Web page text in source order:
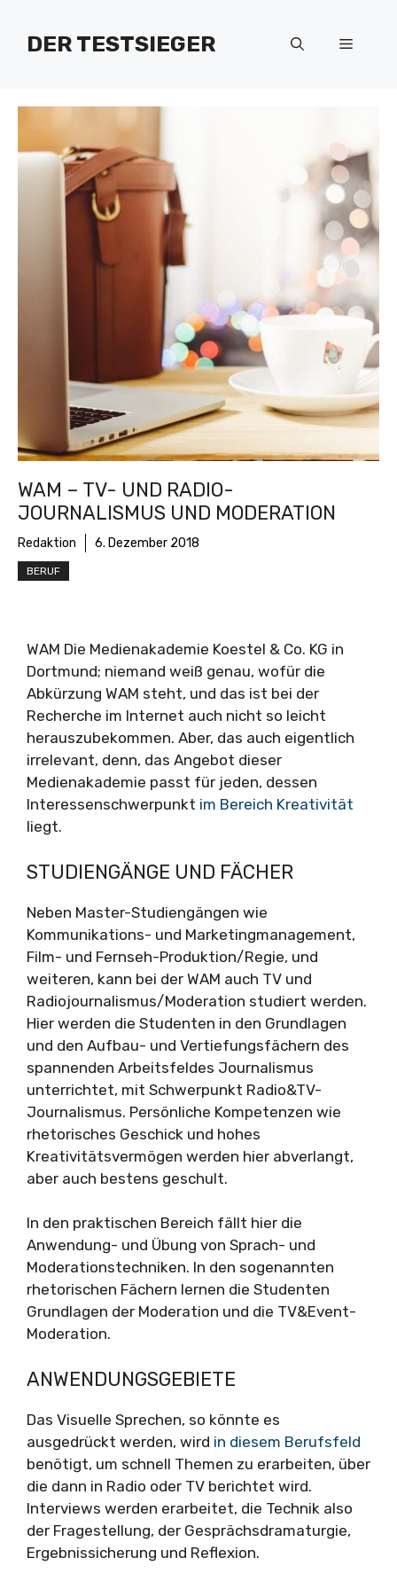
Inhalt
springenDER TESTSIEGER Menü
WAM – TV- UND RADIO-
JOURNALISMUS UND MODERATION
Redaktion 6. Dezember 2018
BERUF
WAM Die Medienakademie Koestel & Co. KG in
Dortmund; niemand weiß genau, wofür die
Abkürzung WAM steht, und das ist bei der
Recherche im Internet auch nicht so leicht
herauszubekommen. Aber, das auch eigentlich
irrelevant, denn, das Angebot dieser
Medienakademie passt für jeden, dessen
Interessenschwerpunkt im Bereich Kreativität
liegt.
STUDIENGÄNGE UND FÄCHER
Neben Master-Studiengängen wie
Kommunikations- und Marketingmanagement,
Film- und Fernseh-Produktion/Regie, und
weiteren, kann bei der WAM auch TV und
Radiojournalismus/Moderation studiert werden.
Hier werden die Studenten in den Grundlagen
und den Aufbau- und Vertiefungsfächern des
spannenden Arbeitsfeldes Journalismus
unterrichtet, mit Schwerpunkt Radio&TV-
Journalismus. Persönliche Kompetenzen wie
rhetorisches Geschick und hohes
Kreativitätsvermögen werden hier abverlangt,
aber auch bestens geschult.
In den praktischen Bereich fällt hier die
Anwendung- und Übung von Sprach- und
Moderationstechniken. In den sogenannten
rhetorischen Fächern lernen die Studenten
Grundlagen der Moderation und die TV&Event-
Moderation.
ANWENDUNGSGEBIETE
Das Visuelle Sprechen, so könnte es
ausgedrückt werden, wird in diesem Berufsfeld
benötigt, um schnell Themen zu erarbeiten, über
die dann in Radio oder TV berichtet wird.
Interviews werden erarbeitet, die Technik also
der Fragestellung, der Gesprächsdramaturgie,
Ergebnissicherung und Reflexion.